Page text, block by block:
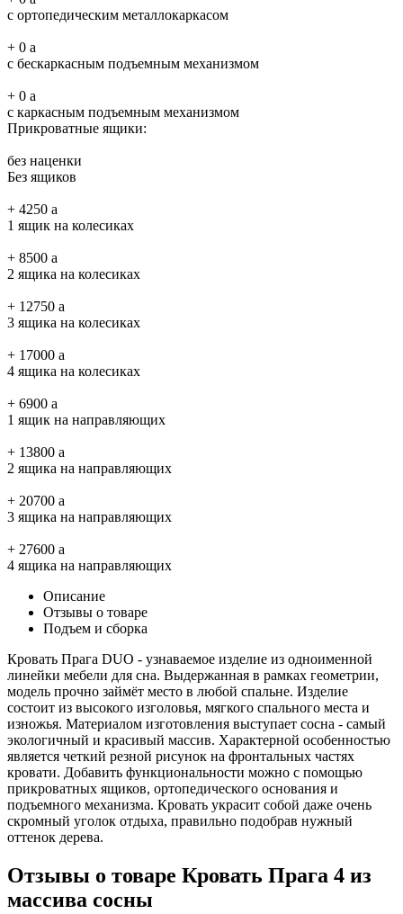
с ортопедическим металлокаркасом
+ 0 a
с бескаркасным подъемным механизмом
+ 0 a
с каркасным подъемным механизмом
Прикроватные ящики:
без наценки
Без ящиков
+ 4250 a
1 ящик на колесиках
+ 8500 a
2 ящика на колесиках
+ 12750 a
3 ящика на колесиках
+ 17000 a
4 ящика на колесиках
+ 6900 a
1 ящик на направляющих
+ 13800 a
2 ящика на направляющих
+ 20700 a
3 ящика на направляющих
+ 27600 a
4 ящика на направляющих
Описание
Отзывы о товаре
Подъем и сборка
Кровать Прага DUO - узнаваемое изделие из одноименной
линейки мебели для сна. Выдержанная в рамках геометрии,
модель прочно займёт место в любой спальне. Изделие
состоит из высокого изголовья, мягкого спального места и
изножья. Материалом изготовления выступает сосна - самый
экологичный и красивый массив. Характерной особенностью
является четкий резной рисунок на фронтальных частях
кровати. Добавить функциональности можно с помощью
прикроватных ящиков, ортопедического основания и
подъемного механизма. Кровать украсит собой даже очень
скромный уголок отдыха, правильно подобрав нужный
оттенок дерева.
Отзывы о товаре Кровать Прага 4 из
массива сосны